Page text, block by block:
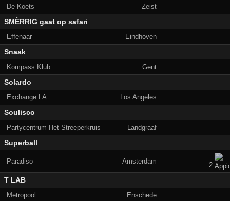
De Koets Zeist
SMÈRRIG gaat op safari
Effenaar Eindhoven
Snaak
Kompass Klub Gent
Solardo
Exchange LA Los Angeles
Soulisco
Partycentrum Het Streeperkruis Landgraaf
Superball
Paradiso Amsterdam 2
T LAB
Metropool Enschede